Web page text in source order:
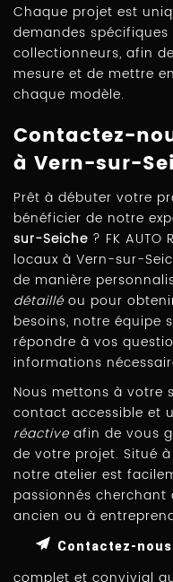
Chaque projet est
demandes
collectionneurs, afin
mesure et de mettre
chaque modèle.
Contactez-
à Vern-sur-
Prêt à débuter votre
bénéficier de notre
sur-Seiche ? FK AUTO
locaux à Vern-sur-
de manière
détaillé ou pour
besoins, notre équipe
répondre à vos
informations
Nous mettons à votre
contact accessible et
réactive afin de vous
de votre projet. Situé à
notre atelier est
passionnés
ancien ou à
de course.
bénéficier d'un
complet et convivial
Contactez-nous